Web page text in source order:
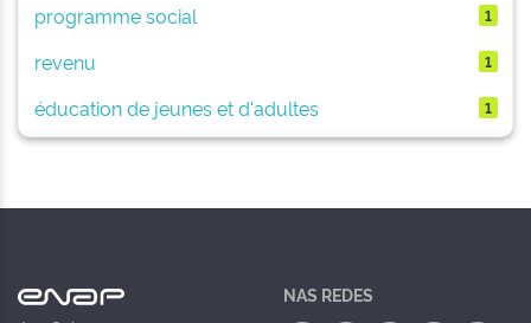
programme social 1
revenu 1
éducation de jeunes et d'adultes 1
NAS REDES